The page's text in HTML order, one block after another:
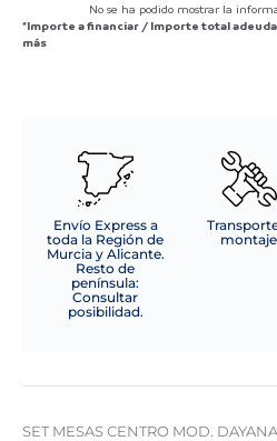
No se ha podido mostrar la
*Importe a financiar / Importe total
más
Envío Express a
toda la Región de
Murcia y Alicante.
Resto de
península:
Consultar
posibilidad.
montaje
SET MESAS CENTRO MOD. DAYANA